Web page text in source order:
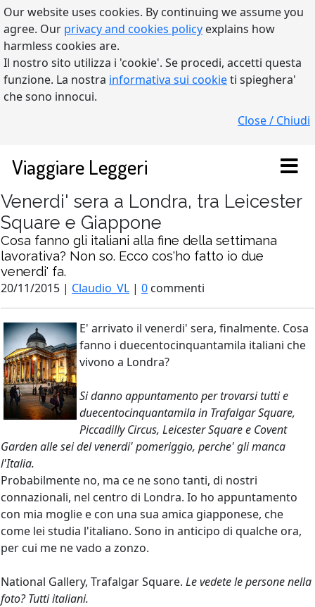
Our website uses cookies. By continuing we assume you
agree. Our privacy and cookies policy explains how
harmless cookies are.
Il nostro sito utilizza i 'cookie'. Se procedi, accetti questa
funzione. La nostra informativa sui cookieti spieghera'
che sono innocui.
Close / Chiudi
Viaggiare Leggeri
Venerdi' sera a Londra, tra Leicester
Square e Giappone
Cosa fanno gli italiani alla fine della settimana
lavorativa? Non so. Ecco cos'ho fatto io due
venerdi' fa.
20/11/2015 | Claudio_VL | 0 commenti
E' arrivato il venerdi' sera, finalmente. Cosa
fanno i duecentocinquantamila italiani che
vivono a Londra?
Si danno appuntamento per trovarsi tutti e
duecentocinquantamila in Trafalgar Square,
Piccadilly Circus, Leicester Square e Covent
Garden alle sei del venerdi' pomeriggio, perche' gli manca
l'Italia.
Probabilmente no, ma ce ne sono tanti, di nostri
connazionali, nel centro di Londra. Io ho appuntamento
con mia moglie e con una sua amica giapponese, che
come lei studia l'italiano. Sono in anticipo di qualche ora,
per cui me ne vado a zonzo.
National Gallery, Trafalgar Square. Le vedete le persone nella
foto? Tutti italiani.